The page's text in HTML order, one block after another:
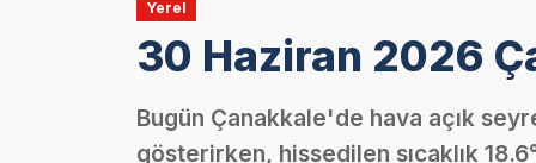
11:02 | Ezine’de Minik
“Özel
13:07 | Ezine Gıda
Yerel
30 Haziran 2026
Bugün Çanakkale'de hava açık
gösterirken, hissedilen sıcaklık